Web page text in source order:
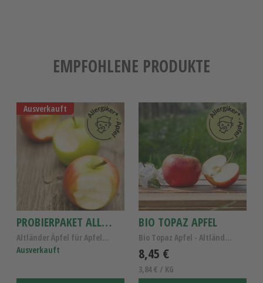
EMPFOHLENE PRODUKTE
Ausverkauft
PROBIERPAKET ALLERGIKER-ÄPFEL 4 SORTEN
Altländer Äpfel für Apfelallergiker, Probierpaket ...
Ausverkauft
BIO TOPAZ APFEL
Bio Topaz Apfel - Altländer Bio- Äpfel Kl.I
8,45 €
3,84 € / KG